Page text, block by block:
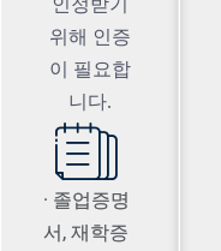
인정받기
위해 인증
이 필요합
니다.
· 졸업증명
서, 재학증